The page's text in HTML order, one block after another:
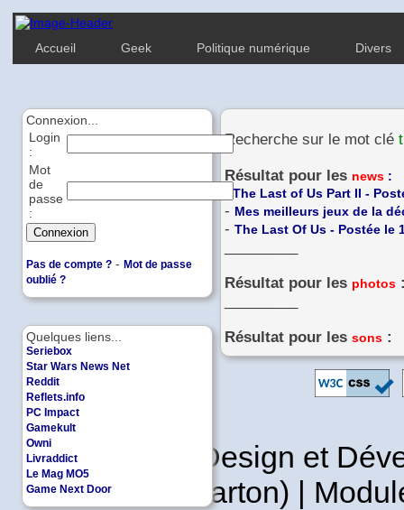
Accueil Geek Politique numérique Divers
Quelques liens...
Seriebox
Star Wars News Net
Reddit
Reflets.info
PC Impact
Gamekult
Owni
Livraddict
Le Mag MO5
Game Next Door
Connexion...
Login
:
Mot
de
passe
:
Pas de compte ? - Mot de passe
oublié ?
Recherche sur le mot clé
Résultat pour les news :
The Last of Us Part II -
- Mes meilleurs jeux de la
- The Last Of Us - Postée le
Résultat pour les photos
Résultat pour les sons :
Copyleft | Design et
Leader en Carton) |